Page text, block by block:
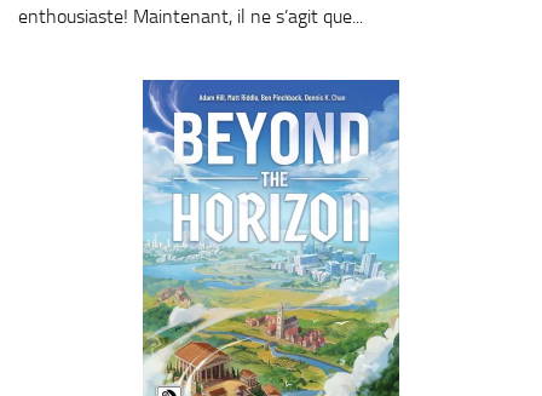
enthousiaste! Maintenant, il ne s’agit que...